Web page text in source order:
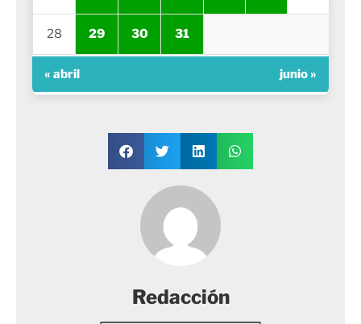
28 29 30 31
« abril junio »
Redacción